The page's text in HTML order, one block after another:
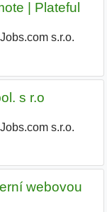
| Plateful
s.r.o.
s r.o
s.r.o.
webovou